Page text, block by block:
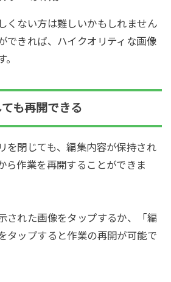
くない方は難しいかもしれません
できれば、ハイクオリティな画像
も再開できる
を閉じても、編集内容が保持され
ら作業を再開することができま
された画像をタップするか、「編
タップすると作業の再開が可能で